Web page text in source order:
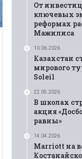
От
ключевых
реформах
Мажилиса
10.06.2026
Казахстан
мирового
Soleil
22.05.2026
В школах
акция
равны»
14.04.2026
Marriott на